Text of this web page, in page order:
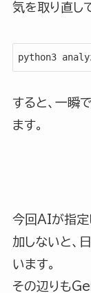
気を取り直し
python3
すると、一瞬
ます。
今回AIが指定
加しないと、
います。
その辺りも